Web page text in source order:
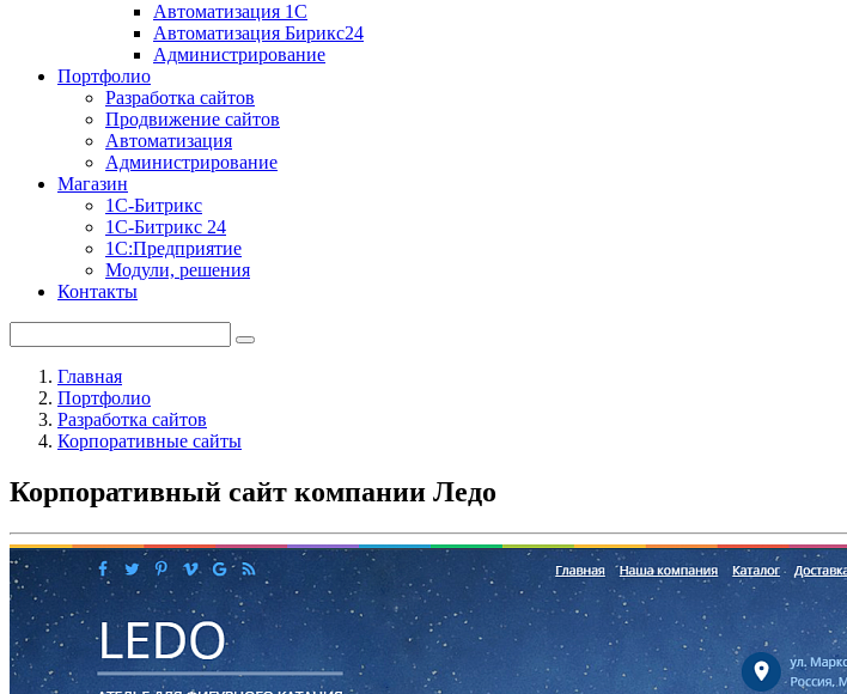
Автоматизация 1С
Автоматизация Бирикс24
Администрирование
Портфолио
Разработка сайтов
Продвижение сайтов
Автоматизация
Администрирование
Магазин
1С-Битрикс
1С-Битрикс 24
1С:Предприятие
Модули, решения
Контакты
Главная
Портфолио
Разработка сайтов
Корпоративные сайты
Корпоративный сайт компании Ледо